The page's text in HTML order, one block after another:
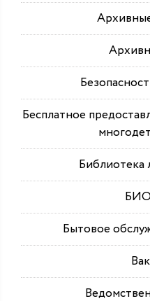
Бесплатное
Библиотека
Бытовое